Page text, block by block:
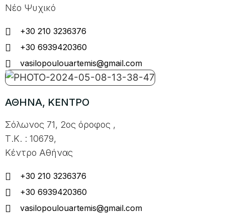
Νέο Ψυχικό
+30 210 3236376
+30 6939420360
vasilopoulouartemis@gmail.com
ΑΘΗΝΑ, ΚΕΝΤΡΟ
Σόλωνος 71, 2ος όροφος ,
Τ.Κ. : 10679,
Κέντρο Αθήνας
+30 210 3236376
+30 6939420360
vasilopoulouartemis@gmail.com